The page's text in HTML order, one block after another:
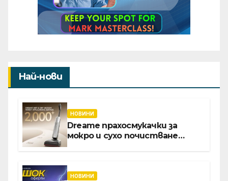
Най-нови
НОВИНИ
Dreame прахосмукачки за
мокро и сухо почистване
НОВИНИ